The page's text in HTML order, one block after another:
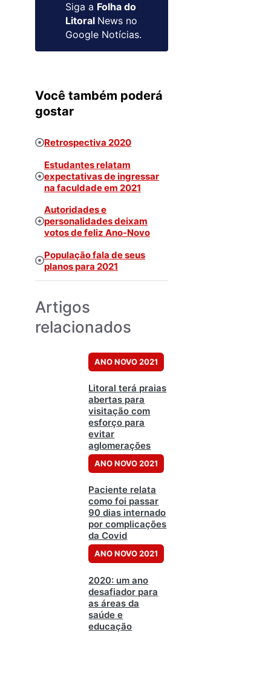
Siga a Folha do
Litoral News no
Google Notícias.
Você também poderá
gostar
Retrospectiva 2020
Estudantes relatam
expectativas de ingressar
na faculdade em 2021
Autoridades e
personalidades deixam
votos de feliz Ano-Novo
População fala de seus
planos para 2021
Artigos
relacionados
ANO NOVO 2021
Litoral terá praias
abertas para
visitação com
esforço para
evitar
aglomerações
ANO NOVO 2021
Paciente relata
como foi passar
90 dias internado
por complicações
da Covid
ANO NOVO 2021
2020: um ano
desafiador para
as áreas da
saúde e
educação